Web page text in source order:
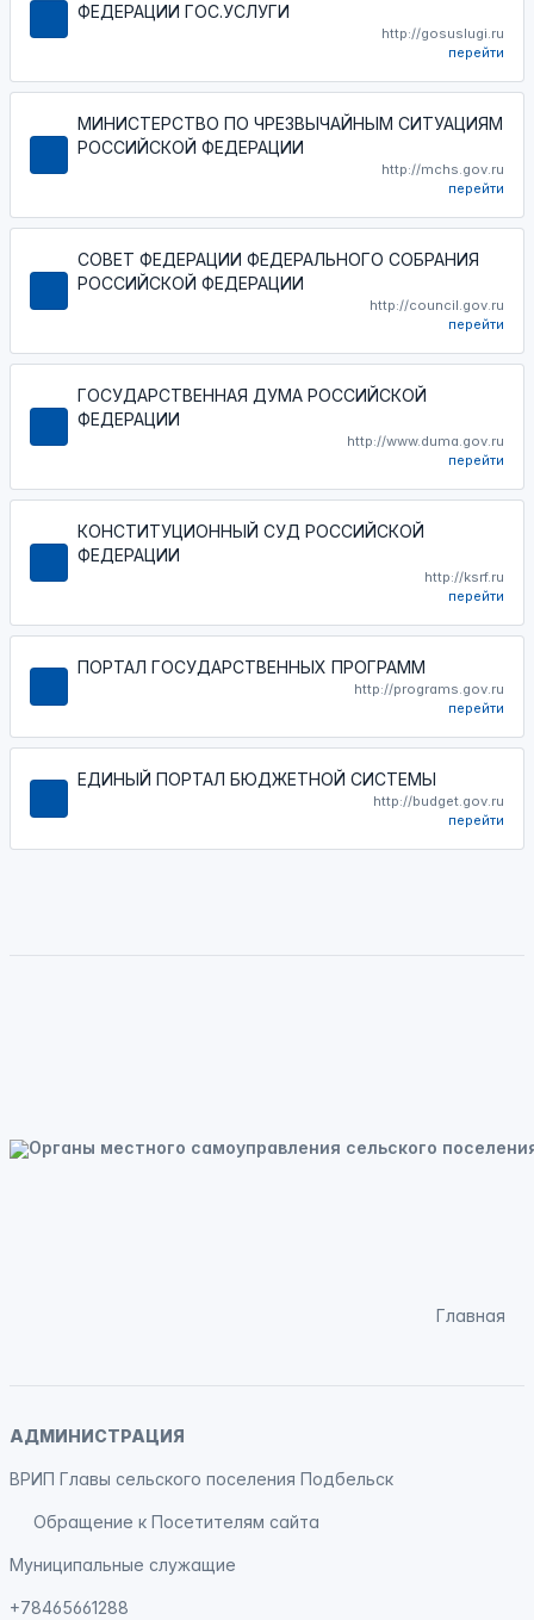
ФЕДЕРАЦИИ ГОС.УСЛУГИ
http://gosuslugi.ru
перейти
МИНИСТЕРСТВО ПО ЧРЕЗВЫЧАЙНЫМ СИТУАЦИЯМ
РОССИЙСКОЙ ФЕДЕРАЦИИ
http://mchs.gov.ru
перейти
СОВЕТ ФЕДЕРАЦИИ ФЕДЕРАЛЬНОГО СОБРАНИЯ
РОССИЙСКОЙ ФЕДЕРАЦИИ
http://council.gov.ru
перейти
ГОСУДАРСТВЕННАЯ ДУМА РОССИЙСКОЙ
ФЕДЕРАЦИИ
http://www.duma.gov.ru
перейти
КОНСТИТУЦИОННЫЙ СУД РОССИЙСКОЙ
ФЕДЕРАЦИИ
http://ksrf.ru
перейти
ПОРТАЛ ГОСУДАРСТВЕННЫХ ПРОГРАММ
http://programs.gov.ru
перейти
ЕДИНЫЙ ПОРТАЛ БЮДЖЕТНОЙ СИСТЕМЫ
http://budget.gov.ru
перейти
Главная
АДМИНИСТРАЦИЯ
ВРИП Главы сельского поселения Подбельск
Обращение к Посетителям сайта
Муниципальные служащие
+78465661288